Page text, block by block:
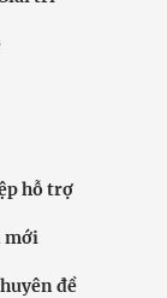
hỗ trợ
mới
đề